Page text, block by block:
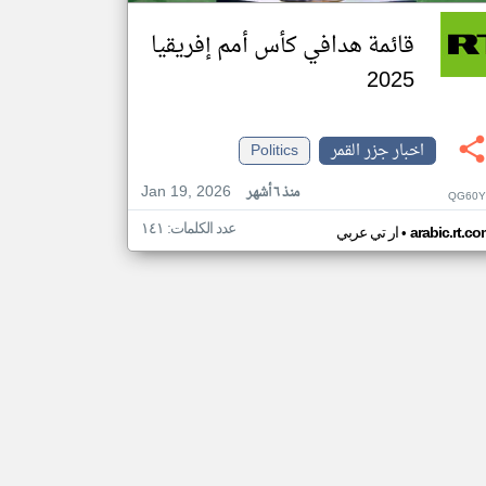
قائمة هدافي كأس أمم إفريقيا
2025
اخبار جزر القمر
Politics
Jan 19, 2026
منذ ٦ أشهر
ار تي عربي• عدد الكلمات: ١٤١